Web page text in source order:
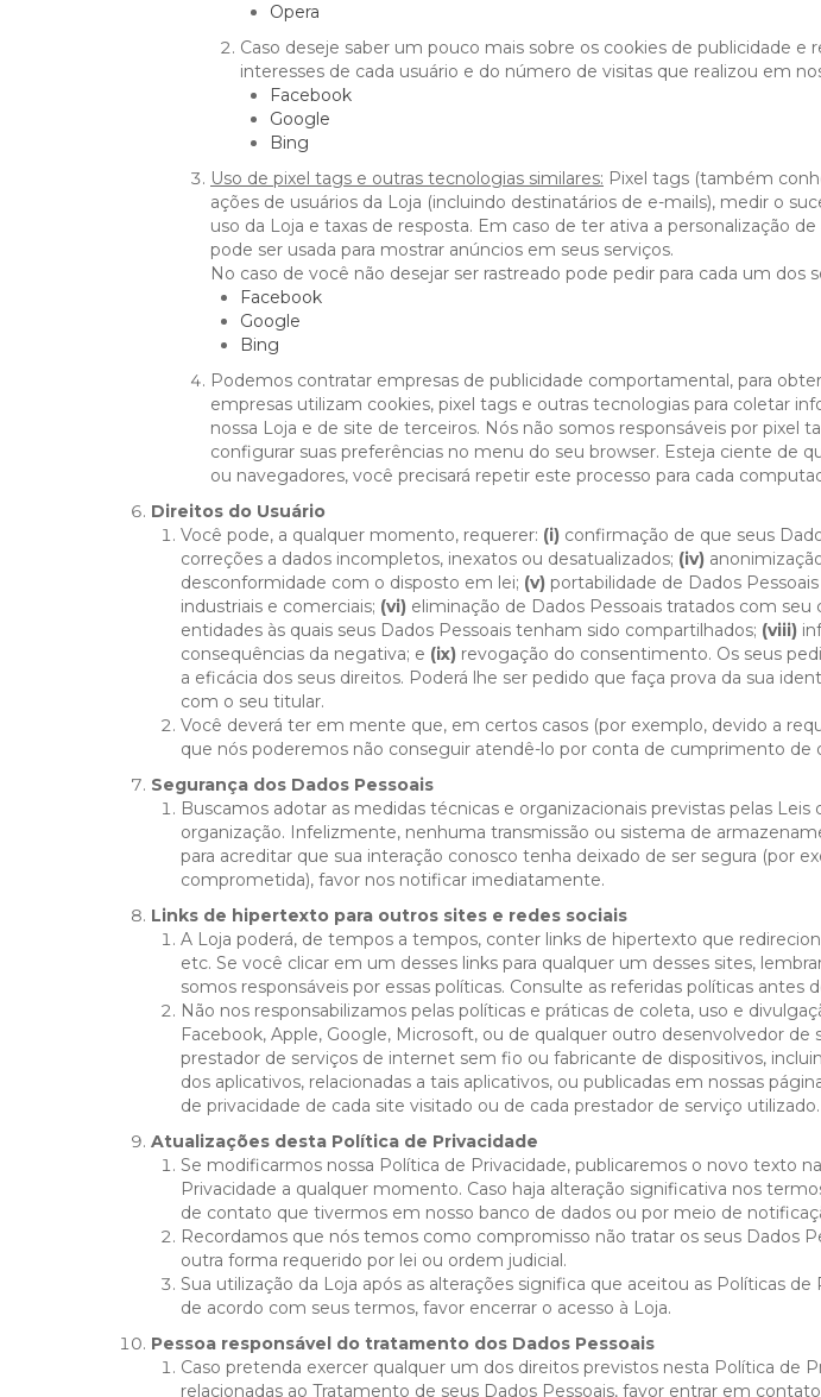
Opera
Caso deseje saber um pouco mais sobre os cookies de publicidade
interesses de cada usuário e do número de visitas que realizou em
Facebook
Google
Bing
Uso de pixel tags e outras tecnologias similares: Pixel tags (também
ações de usuários da Loja (incluindo destinatários de e-mails), medir o
uso da Loja e taxas de resposta. Em caso de ter ativa a personalização
pode ser usada para mostrar anúncios em seus serviços.
No caso de você não desejar ser rastreado pode pedir para cada um dos
Facebook
Google
Bing
Podemos contratar empresas de publicidade comportamental, para
empresas utilizam cookies, pixel tags e outras tecnologias para coletar
nossa Loja e de site de terceiros. Nós não somos responsáveis por pixel
configurar suas preferências no menu do seu browser. Esteja ciente de
ou navegadores, você precisará repetir este processo para cada
Direitos do Usuário
Você pode, a qualquer momento, requerer: (i) confirmação de que seus
correções a dados incompletos, inexatos ou desatualizados; (iv)
desconformidade com o disposto em lei; (v) portabilidade de Dados
industriais e comerciais; (vi) eliminação de Dados Pessoais tratados com
entidades às quais seus Dados Pessoais tenham sido compartilhados; (viii)
consequências da negativa; e (ix) revogação do consentimento. Os seus
a eficácia dos seus direitos. Poderá lhe ser pedido que faça prova da sua
com o seu titular.
Você deverá ter em mente que, em certos casos (por exemplo, devido a
que nós poderemos não conseguir atendê-lo por conta de cumprimento de
Segurança dos Dados Pessoais
Buscamos adotar as medidas técnicas e organizacionais previstas pelas
organização. Infelizmente, nenhuma transmissão ou sistema de
para acreditar que sua interação conosco tenha deixado de ser segura (por
comprometida), favor nos notificar imediatamente.
Links de hipertexto para outros sites e redes sociais
A Loja poderá, de tempos a tempos, conter links de hipertexto que
etc. Se você clicar em um desses links para qualquer um desses sites,
somos responsáveis por essas políticas. Consulte as referidas políticas antes
Não nos responsabilizamos pelas políticas e práticas de coleta, uso e
Facebook, Apple, Google, Microsoft, ou de qualquer outro desenvolvedor
prestador de serviços de internet sem fio ou fabricante de dispositivos,
dos aplicativos, relacionadas a tais aplicativos, ou publicadas em nossas
de privacidade de cada site visitado ou de cada prestador de serviço utilizado.
Atualizações desta Política de Privacidade
Se modificarmos nossa Política de Privacidade, publicaremos o novo texto
Privacidade a qualquer momento. Caso haja alteração significativa nos
de contato que tivermos em nosso banco de dados ou por meio de
Recordamos que nós temos como compromisso não tratar os seus Dados
outra forma requerido por lei ou ordem judicial.
Sua utilização da Loja após as alterações significa que aceitou as Políticas
de acordo com seus termos, favor encerrar o acesso à Loja.
Pessoa responsável do tratamento dos Dados Pessoais
Caso pretenda exercer qualquer um dos direitos previstos nesta Política de
relacionadas ao Tratamento de seus Dados Pessoais, favor entrar em